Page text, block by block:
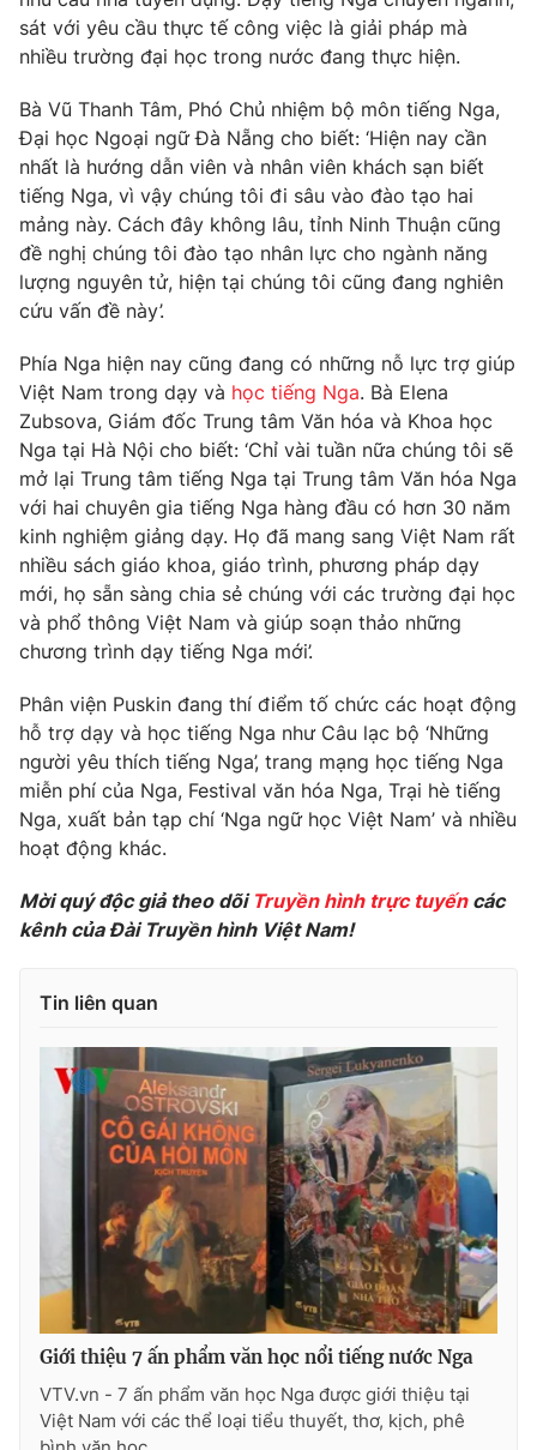
Giải sao mai
Sao
Làm đẹp
Tuyển sinh
Học trực tuyến
Công nghệ
Hitech Công nghệ tương lai
Sản phẩm
Thị trường
Tư vấn
Giao lưu trực tuyến
Lịch phát sóng
Chuyên mục khác
Photo Infographic
Video Shorts video
VTV Money VTV Thể thao
VTV Sức khoẻ Bất động sản
Thị trường 24h Tấm lòng Việt
VTV4 Vươn mình bằng AI
VTV9 VTV8
Liên hệ tòa soạn English
Theo dõi báo trên
Cơ quan chủ quản:Đài Truyền hình Việt Nam
Cơ quan báo chí:Thời báo VTV
Giấy phép hoạt động báo in và báo điện tử số 483/GP-BTTTT
cấp ngày 29/12/2023
Tổng Biên tập:Vũ Thanh Thủy
Phó Tổng Biên tập: Nguyễn Thị Mỹ Hạnh, Phạm Quốc Thắng,
Nguyễn Trọng Ninh
Tổng đài VTV:024.38 355 931 - 024.38 355 932
sát với yêu cầu thực tế công việc là giải pháp mà
nhiều trường đại học trong nước đang thực hiện.
Bà Vũ Thanh Tâm, Phó Chủ nhiệm bộ môn tiếng Nga,
Đại học Ngoại ngữ Đà Nẵng cho biết: ‘Hiện nay cần
nhất là hướng dẫn viên và nhân viên khách sạn biết
tiếng Nga, vì vậy chúng tôi đi sâu vào đào tạo hai
mảng này. Cách đây không lâu, tỉnh Ninh Thuận cũng
đề nghị chúng tôi đào tạo nhân lực cho ngành năng
lượng nguyên tử, hiện tại chúng tôi cũng đang nghiên
cứu vấn đề này’.
Phía Nga hiện nay cũng đang có những nỗ lực trợ giúp
Việt Nam trong dạy và học tiếng Nga. Bà Elena
Zubsova, Giám đốc Trung tâm Văn hóa và Khoa học
Nga tại Hà Nội cho biết: ‘Chỉ vài tuần nữa chúng tôi sẽ
mở lại Trung tâm tiếng Nga tại Trung tâm Văn hóa Nga
với hai chuyên gia tiếng Nga hàng đầu có hơn 30 năm
kinh nghiệm giảng dạy. Họ đã mang sang Việt Nam rất
nhiều sách giáo khoa, giáo trình, phương pháp dạy
mới, họ sẵn sàng chia sẻ chúng với các trường đại học
và phổ thông Việt Nam và giúp soạn thảo những
chương trình dạy tiếng Nga mới’.
Phân viện Puskin đang thí điểm tố chức các hoạt động
hỗ trợ dạy và học tiếng Nga như Câu lạc bộ ‘Những
người yêu thích tiếng Nga’, trang mạng học tiếng Nga
miễn phí của Nga, Festival văn hóa Nga, Trại hè tiếng
Nga, xuất bản tạp chí ‘Nga ngữ học Việt Nam’ và nhiều
hoạt động khác.
Mời quý độc giả theo dõi Truyền hình trực tuyếncác
kênh của Đài Truyền hình Việt Nam!
Tin liên quan
Giới thiệu 7 ấn phẩm văn học nổi tiếng nước Nga
VTV.vn - 7 ấn phẩm văn học Nga được giới thiệu tại
Việt Nam với các thể loại tiểu thuyết, thơ, kịch, phê